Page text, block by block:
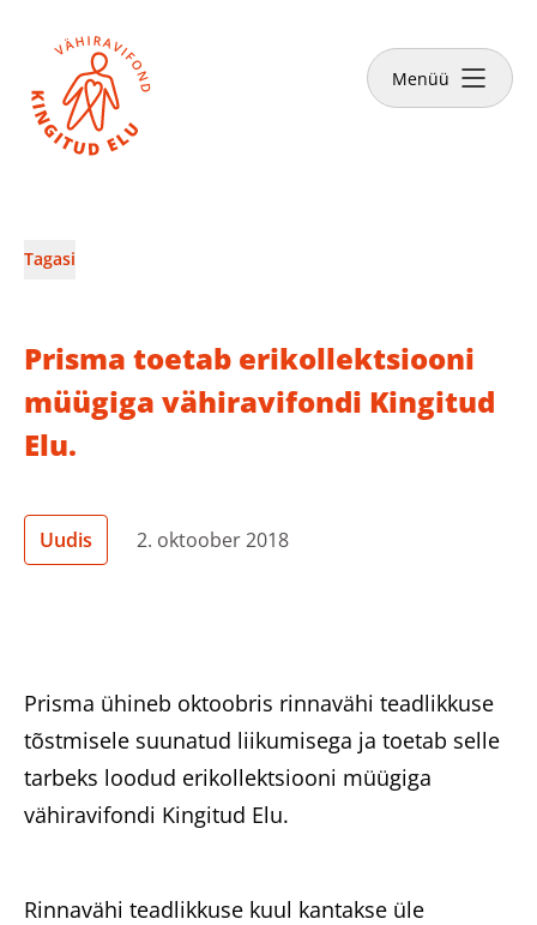
Menüü
Tee annetus Sulge
Kuidas aidata?
Heategevuslikud tooted
Tagasi
Prisma toetab erikollektsiooni
müügiga vähiravifondi Kingitud
Elu.
Uudis 2. oktoober 2018
Prisma ühineb oktoobris rinnavähi teadlikkuse
tõstmisele suunatud liikumisega ja toetab selle
tarbeks loodud erikollektsiooni müügiga
vähiravifondi Kingitud Elu.
Rinnavähi teadlikkuse kuul kantakse üle